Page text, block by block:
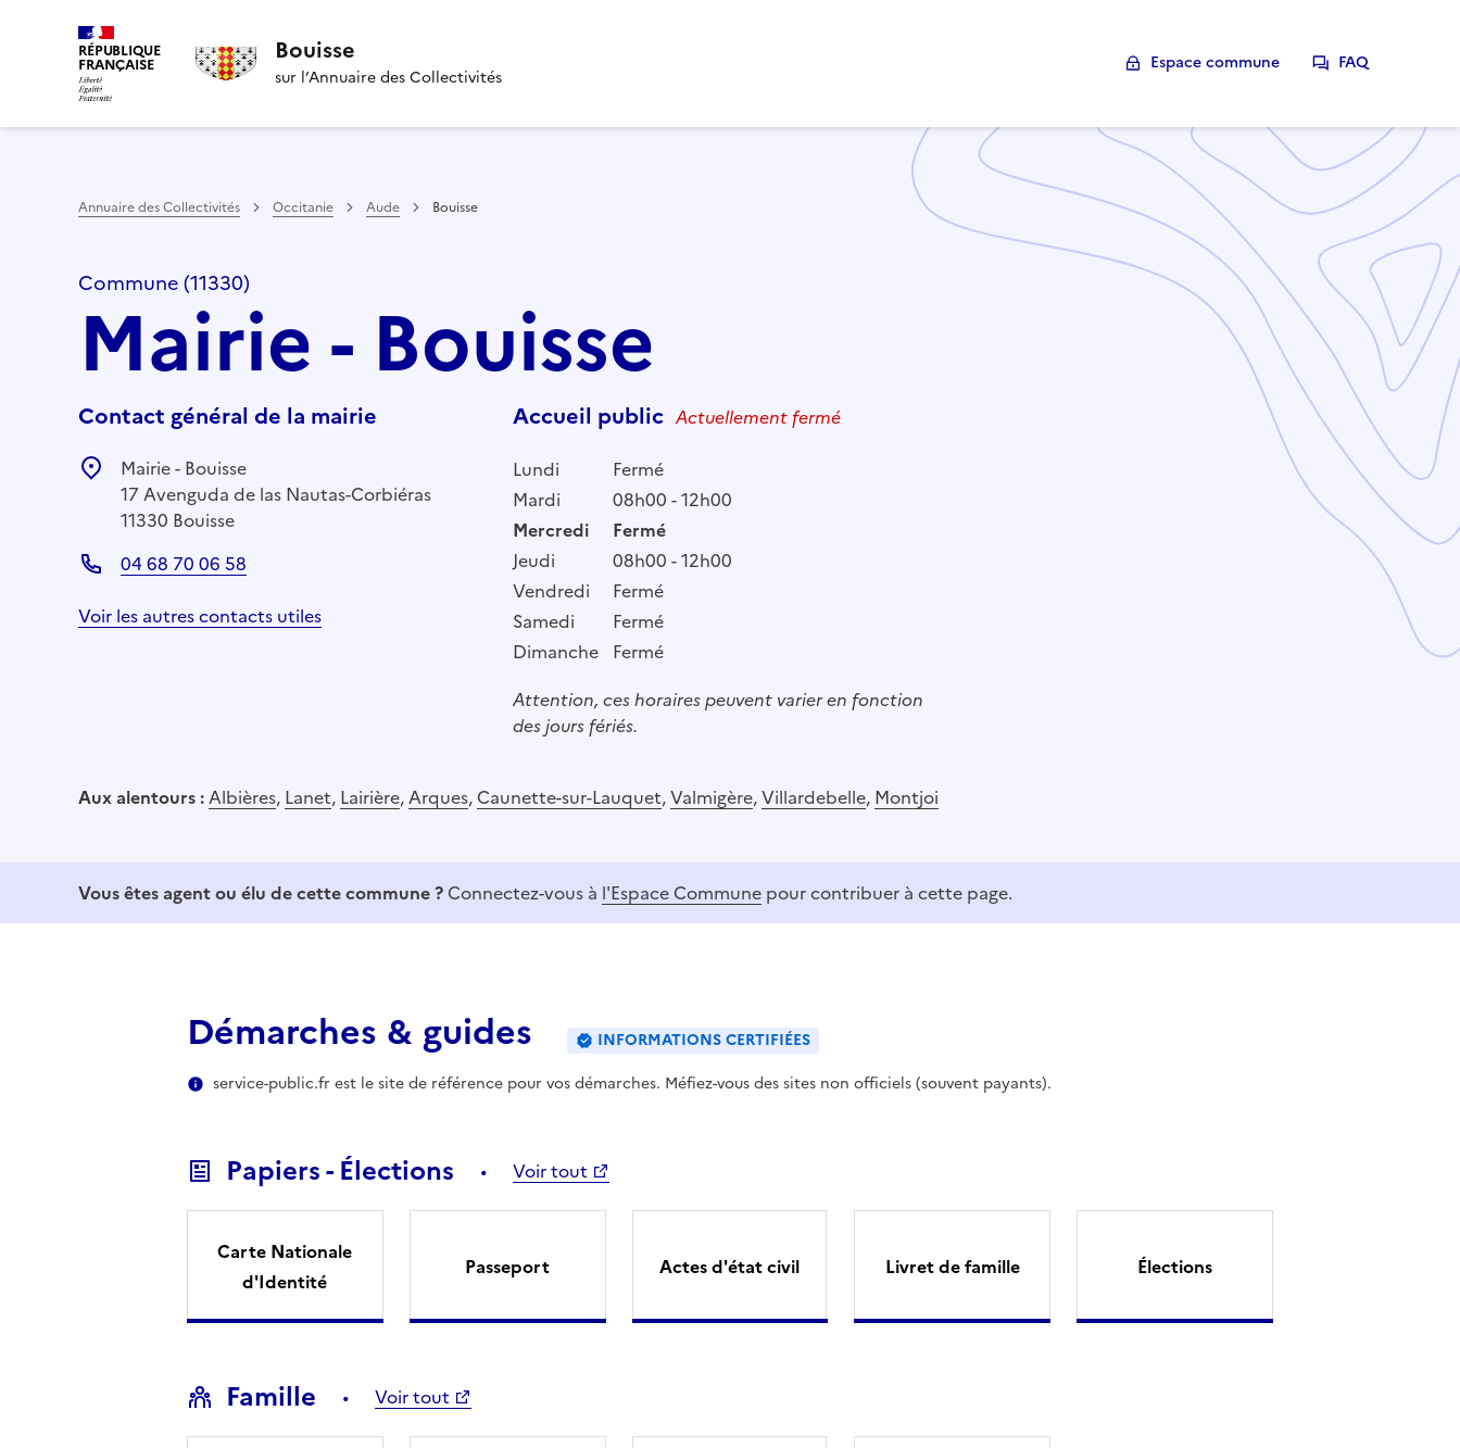
RÉPUBLIQUE
FRANÇAISE Bouisse
sur l’Annuaire des Collectivités
Espace commune FAQ
Annuaire des Collectivités Occitanie Aude Bouisse
Commune (11330)
Mairie - Bouisse
Contact général de la mairie
Mairie - Bouisse
17 Avenguda de las Nautas-Corbiéras
11330 Bouisse
04 68 70 06 58
Voir les autres contacts utiles
Accueil public Actuellement fermé
Lundi
Fermé
Mardi
08h00 - 12h00
Mercredi
Fermé
Jeudi
08h00 - 12h00
Vendredi
Fermé
Samedi
Fermé
Dimanche Fermé
Attention, ces horaires peuvent varier en fonction
des jours fériés.
Aux alentours :Albières, Lanet, Lairière,Arques, Caunette-sur-Lauquet,Valmigère,Villardebelle, Montjoi
Vous êtes agent ou élu de cette commune ? Connectez-vous à l'Espace Commune pour contribuer à cette page.
Démarches & guides
INFORMATIONS CERTIFIÉES
service-public.fr est le site de référence pour vos démarches. Méfiez-vous des sites non officiels (souvent payants).
Papiers - Élections Voir tout
Carte Nationale
d'Identité
Passeport Actes d'état civil Livret de famille Élections
Famille Voir tout